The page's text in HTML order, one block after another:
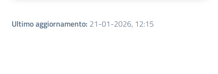
Ultimo aggiornamento: 21-01-2026, 12:15